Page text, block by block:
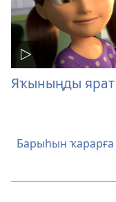
Яҡыныңды ярат
Барыһын ҡарарға